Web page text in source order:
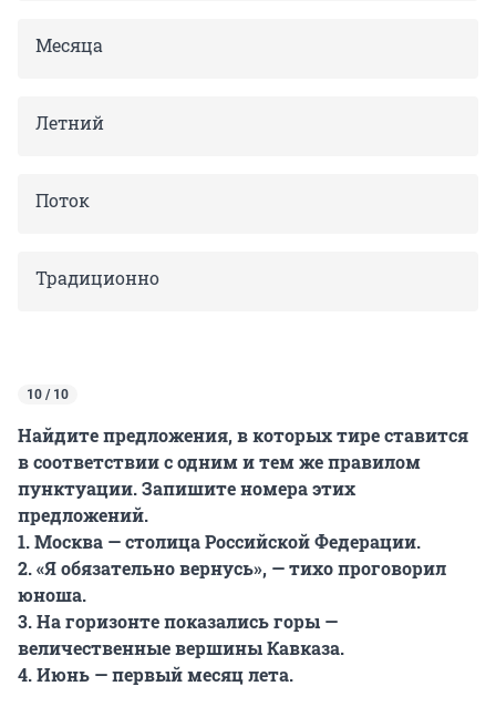
Месяца
Летний
Поток
Традиционно
10 / 10
Найдите предложения, в которых тире ставится
в соответствии с одним и тем же правилом
пунктуации. Запишите номера этих
предложений.
1. Москва — столица Российской Федерации.
2. «Я обязательно вернусь», — тихо проговорил
юноша.
3. На горизонте показались горы —
величественные вершины Кавказа.
4. Июнь — первый месяц лета.